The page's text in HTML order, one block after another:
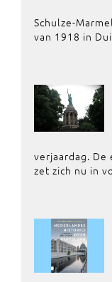
Schulze-
van 1918 in
verjaardag. De
zet zich nu in